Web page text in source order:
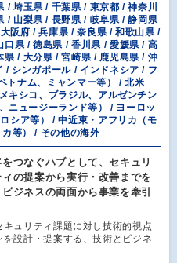
/ 埼玉県 / 千葉県 / 東京都 / 神奈川
/ 山梨県 / 長野県 / 岐阜県 / 静岡県
阪府 / 兵庫県 / 奈良県 / 和歌山県 /
県 / 徳島県 / 香川県 / 愛媛県 / 高
/ 大分県 / 宮崎県 / 鹿児島県 / 沖
/ シンガポール / インドネシア / フ
トナム、ミャンマー等） / 北米
キシコ、ブラジル、アルゼンチン
ニュージーランド等） / ヨーロッ
シア等） / 中近東・アフリカ（モ
等） / その他の海外
つなぐハブとして、セキュリ
の提案から実行・改善までを
ジネスの両面から事業を牽引
ュリティ課題に対し技術的視点
設計・提案する、技術とビジネ